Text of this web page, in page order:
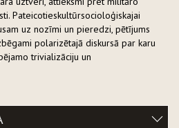
Pateicotieskultūrsocioloģiskajai
uz nozīmi un pieredzi, pētījums
polarizētajā diskursā par karu
trivializāciju un